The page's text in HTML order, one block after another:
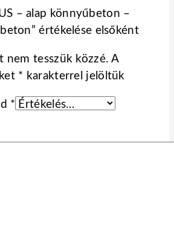
– alap könnyűbeton –
értékelése elsőként
nem tesszük közzé. A
* karakterrel jelöltük
*